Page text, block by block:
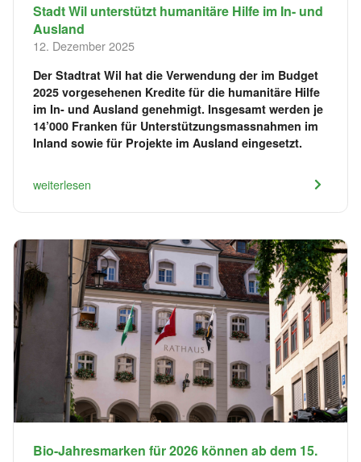
Stadt Wil unterstützt humanitäre Hilfe im In- und
Ausland
12. Dezember 2025
Der Stadtrat Wil hat die Verwendung der im Budget
2025 vorgesehenen Kredite für die humanitäre Hilfe
im In- und Ausland genehmigt. Insgesamt werden je
14’000 Franken für Unterstützungsmassnahmen im
Inland sowie für Projekte im Ausland eingesetzt.
weiterlesen
Bio-Jahresmarken für 2026 können ab dem 15.